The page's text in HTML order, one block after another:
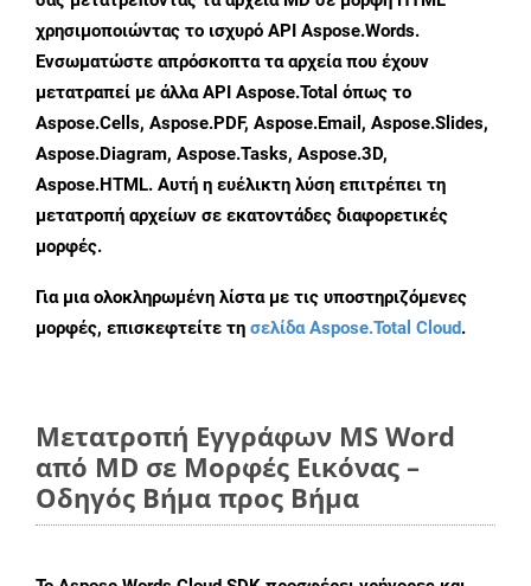
χρησιμοποιώντας το ισχυρό API Aspose.Words.
Ενσωματώστε απρόσκοπτα τα αρχεία που έχουν
μετατραπεί με άλλα API Aspose.Total όπως το
Aspose.Cells, Aspose.PDF, Aspose.Email, Aspose.Slides,
Aspose.Diagram, Aspose.Tasks, Aspose.3D,
Aspose.HTML. Αυτή η ευέλικτη λύση επιτρέπει τη
μετατροπή αρχείων σε εκατοντάδες διαφορετικές
μορφές.
Για μια ολοκληρωμένη λίστα με τις υποστηριζόμενες
μορφές, επισκεφτείτε τη σελίδα Aspose.Total Cloud.
Μετατροπή Εγγράφων MS Word
από MD σε Μορφές Εικόνας –
Οδηγός Βήμα προς Βήμα